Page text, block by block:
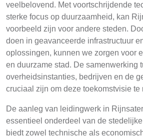
veelbelovend. Met voortschrijdende
sterke focus op duurzaamheid, kan
voorbeeld zijn voor andere steden.
doen in geavanceerde infrastructuur
oplossingen, kunnen we zorgen voor
en duurzame stad. De samenwerking
overheidsinstanties, bedrijven en de
cruciaal zijn om deze toekomstvisie te
De aanleg van leidingwerk in
essentieel onderdeel van de
biedt zowel technische als